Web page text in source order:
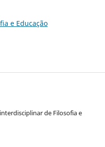
e Educação
de Filosofia e